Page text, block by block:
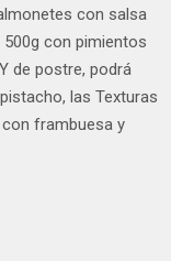
con salsa
con pimientos
de postre, podrá
las Texturas
frambuesa y